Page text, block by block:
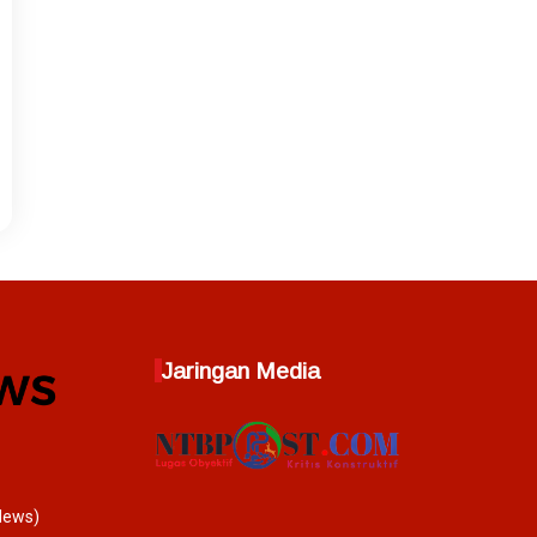
Jaringan Media